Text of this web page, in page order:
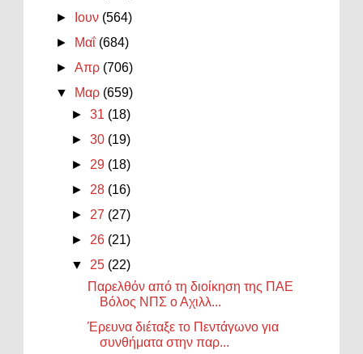
►
Ιουν (564)
►
Μαΐ (684)
►Απρ (706)
▼
Μαρ (659)
►31 (18)
►30 (19)
► 29 (18)
► 28 (16)
► 27 (27)
► 26 (21)
▼ 25 (22)
Παρελθόν από τη διοίκηση της ΠΑΕ
Βόλος ΝΠΣ ο Αχιλλ...
Έρευνα διέταξε το Πεντάγωνο για
συνθήματα στην παρ...